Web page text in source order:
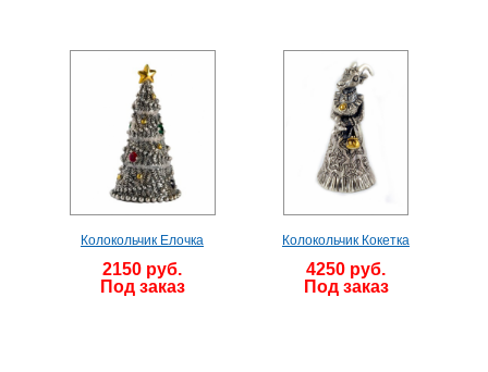
Колокольчик Елочка
2150 руб.
Под заказ
Колокольчик Кокетка
4250 руб.
Под заказ